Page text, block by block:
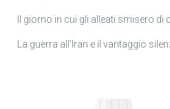
Il giorno in cui gli alleati smisero di
La guerra all’Iran e il vantaggio